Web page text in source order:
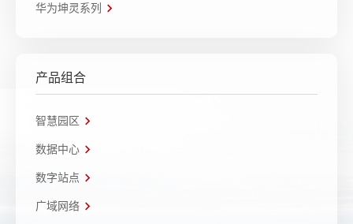
华为坤灵系列
产品组合
智慧园区
数据中心
数字站点
广域网络